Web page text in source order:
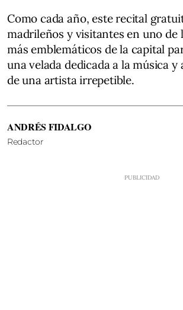
Como cada año, este recital
madrileños y visitantes en uno de
más emblemáticos de la capital
una velada dedicada a la música y
de una artista irrepetible.
ANDRÉS FIDALGO
Redactor